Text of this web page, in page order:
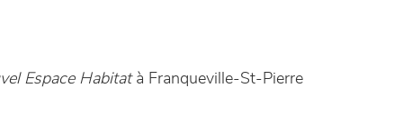
Espace Habitatà Franqueville-St-Pierre